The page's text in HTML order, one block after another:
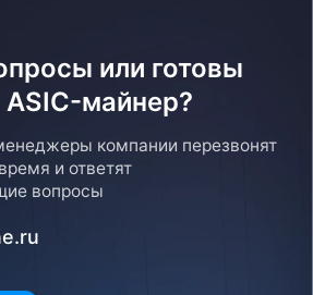
или готовы
майнер?
компании перезвонят
и ответят
вопросы